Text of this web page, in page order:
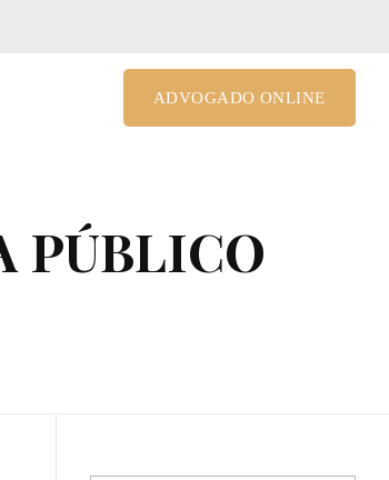
ADVOGADO ONLINE
PÚBLICO